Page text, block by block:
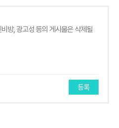
등록